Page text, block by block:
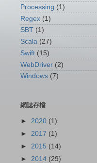
Processing (1)
Regex (1)
SBT (1)
Scala (27)
Swift (15)
WebDriver (2)
Windows (7)
網誌存檔
► 2020 (1)
► 2017 (1)
► 2015 (14)
► 2014 (29)